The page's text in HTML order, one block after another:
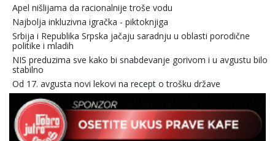
Apel nišlijama da racionalnije troše vodu
Najbolja inkluzivna igračka - piktoknjiga
Srbija i Republika Srpska jačaju saradnju u oblasti porodične
politike i mladih
NIS preduzima sve kako bi snabdevanje gorivom i u avgustu bilo
stabilno
Od 17. avgusta novi lekovi na recept o trošku države